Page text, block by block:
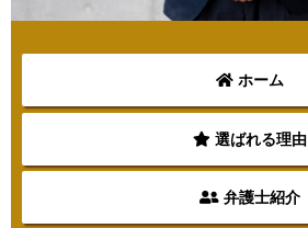
ホーム
選ばれる理由
弁護士紹介